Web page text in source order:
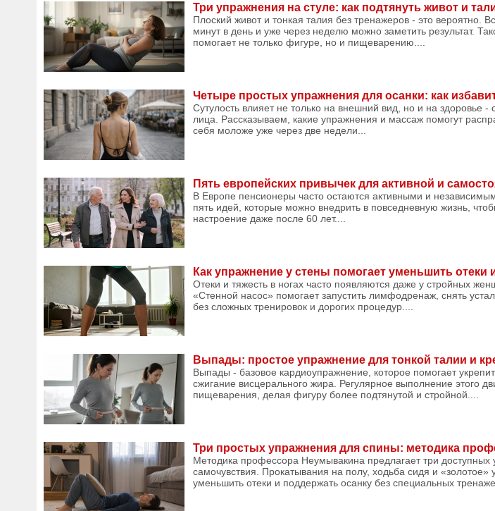
Три упражнения на стуле: как подтянуть живот и
Плоский живот и тонкая талия без тренажеров - это вероятно.
минут в день и уже через неделю можно заметить результат.
помогает не только фигуре, но и пищеварению....
Четыре простых упражнения для осанки: как
Сутулость влияет не только на внешний вид, но и на
лица. Рассказываем, какие упражнения и массаж помогут
себя моложе уже через две недели...
Пять европейских привычек для активной и
В Европе пенсионеры часто остаются активными и
пять идей, которые можно внедрить в повседневную жизнь,
настроение даже после 60 лет....
Как упражнение у стены помогает уменьшить
Отеки и тяжесть в ногах часто появляются даже у стройных
«Стенной насос» помогает запустить лимфодренаж, снять
без сложных тренировок и дорогих процедур....
Выпады: простое упражнение для тонкой талии и
Выпады - базовое кардиоупражнение, которое помогает
сжигание висцерального жира. Регулярное выполнение этого
пищеварения, делая фигуру более подтянутой и стройной....
Три простых упражнения для спины: методика
Методика профессора Неумывакина предлагает три
самочувствия. Прокатывания на полу, ходьба сидя и
уменьшить отеки и поддержать осанку без специальных